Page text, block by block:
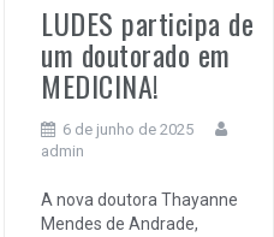
LUDES participa de
um doutorado em
MEDICINA!
6 de junho de 2025
admin
A nova doutora Thayanne
Mendes de Andrade,